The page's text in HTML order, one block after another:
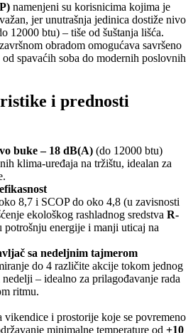
namenjeni su korisnicima kojima je
jer unutrašnja jedinica dostiže nivo
12000 btu) – tiše od šuštanja lišća.
obradom omogućava savršeno
spavaćih soba do modernih poslovnih
i prednosti
buke – 18 dB(A) (do 12000 btu)
klima-uređaja na tržištu, idealan za
8,7 i SCOP do oko 4,8 (u zavisnosti
ekološkog rashladnog sredstva R-
potrošnju energije i manji uticaj na
sa nedeljnim tajmerom
do 4 različite akcije tokom jednog
– idealno za prilagođavanje rada
ritmu.
vikendice i prostorije koje se povremeno
minimalne temperature od +10